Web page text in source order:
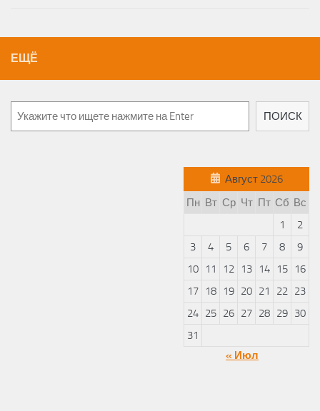
ЕЩЁ
ПОИСК
Август 2026
Пн Вт Ср Чт Пт Сб Вс
1
2
3
4 5 6 7 8
9
10
11 12 13 14 15
16
17
18 19 20 21 22 23
24 25 26 27 28 29 30
31
« Июл